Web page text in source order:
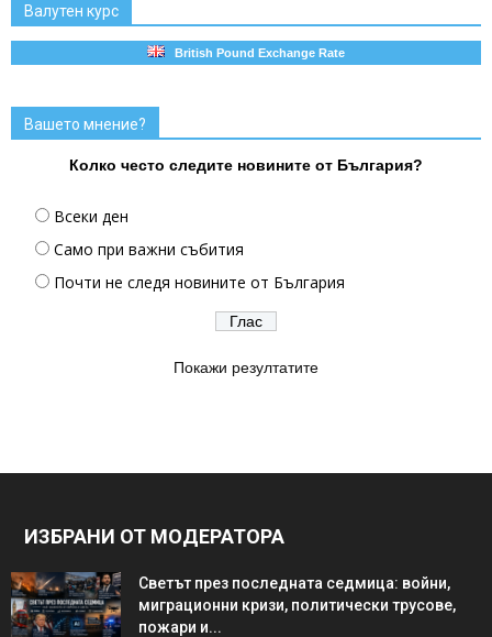
Валутен курс
British Pound Exchange Rate
Вашето мнение?
Колко често следите новините от България?
Всеки ден
Само при важни събития
Почти не следя новините от България
Покажи резултатите
ИЗБРАНИ ОТ МОДЕРАТОРА
Светът през последната седмица: войни,
миграционни кризи, политически трусове,
пожари и...